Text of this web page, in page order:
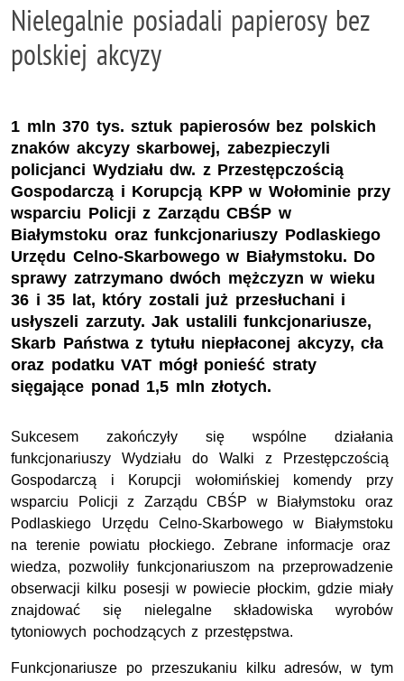
Nielegalnie posiadali papierosy bez
polskiej akcyzy
1 mln 370 tys. sztuk papierosów bez polskich
znaków akcyzy skarbowej, zabezpieczyli
policjanci Wydziału dw. z Przestępczością
Gospodarczą i Korupcją KPP w Wołominie przy
wsparciu Policji z Zarządu CBŚP w
Białymstoku oraz funkcjonariuszy Podlaskiego
Urzędu Celno-Skarbowego w Białymstoku. Do
sprawy zatrzymano dwóch mężczyzn w wieku
36 i 35 lat, który zostali już przesłuchani i
usłyszeli zarzuty. Jak ustalili funkcjonariusze,
Skarb Państwa z tytułu niepłaconej akcyzy, cła
oraz podatku VAT mógł ponieść straty
sięgające ponad 1,5 mln złotych.
Sukcesem zakończyły się wspólne działania
funkcjonariuszy Wydziału do Walki z Przestępczością
Gospodarczą i Korupcji wołomińskiej komendy przy
wsparciu
Policji z Zarządu CBŚP w Białymstoku oraz
Podlaskiego Urzędu Celno-Skarbowego w Białymstoku
na terenie powiatu płockiego. Zebrane informacje oraz
wiedza, pozwoliły funkcjonariuszom na przeprowadzenie
obserwacji kilku posesji w powiecie płockim, gdzie miały
znajdować się nielegalneskładowiska wyrobów
tytoniowych pochodzących z przestępstwa.
Funkcjonariusze po przeszukaniu kilku adresów,w tym